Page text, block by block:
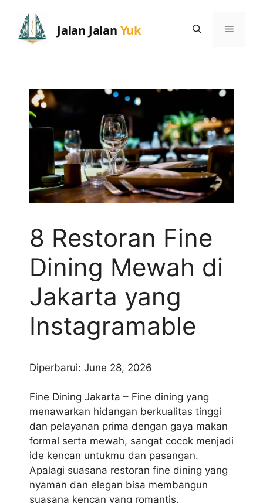
content
Menu
8 Restoran Fine
Dining Mewah di
Jakarta yang
Instagramable
Diperbarui: June 28, 2026
Fine Dining Jakarta – Fine dining yang
menawarkan hidangan berkualitas tinggi
dan pelayanan prima dengan gaya makan
formal serta mewah, sangat cocok menjadi
ide kencan untukmu dan pasangan.
Apalagi suasana restoran fine dining yang
nyaman dan elegan bisa membangun
suasana kencan yang romantis,